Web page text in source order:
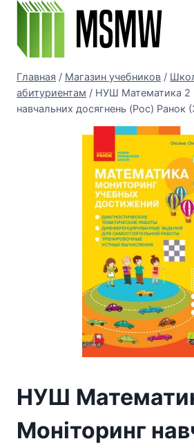
Перейти
содержимому
Главная / Магазин учебников /
абитуриентам / НУШ Математика 2
навчальних досягнень (Рос) Ранок
НУШ
Моніторинг